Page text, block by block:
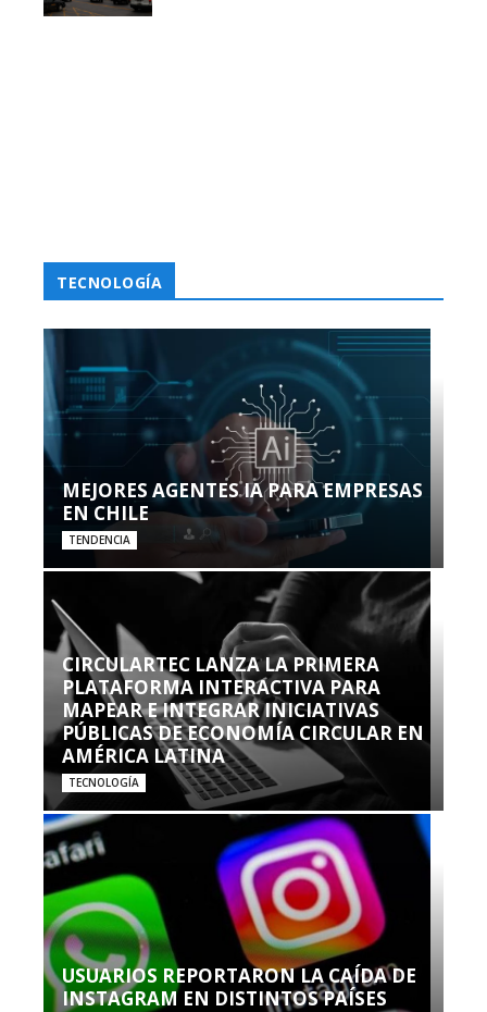
TECNOLOGÍA
MEJORES AGENTES IA PARA EMPRESAS
EN CHILE
TENDENCIA
CIRCULARTEC LANZA LA PRIMERA
PLATAFORMA INTERACTIVA PARA
MAPEAR E INTEGRAR INICIATIVAS
PÚBLICAS DE ECONOMÍA CIRCULAR EN
AMÉRICA LATINA
TECNOLOGÍA
USUARIOS REPORTARON LA CAÍDA DE
INSTAGRAM EN DISTINTOS PAÍSES